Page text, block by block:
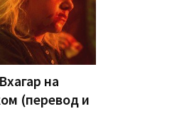
на
(перевод и